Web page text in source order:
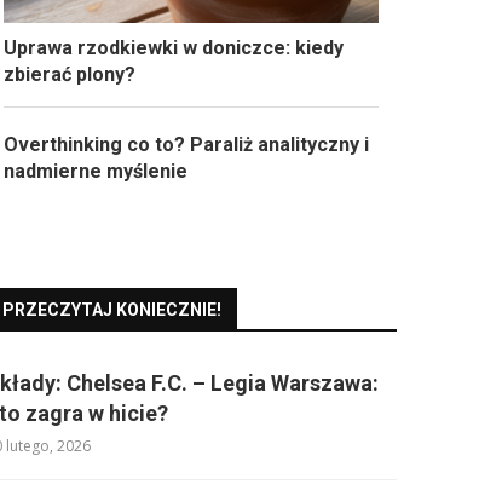
Uprawa rzodkiewki w doniczce: kiedy
zbierać plony?
Overthinking co to? Paraliż analityczny i
nadmierne myślenie
PRZECZYTAJ KONIECZNIE!
Chelsea F.C. – Legia Warszawa:
zagra w hicie?
lutego, 2026